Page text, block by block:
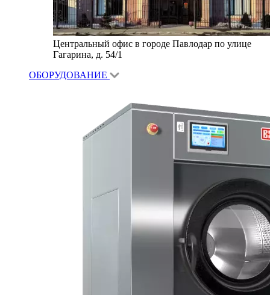
Центральный офис в городе Павлодар по улице
Гагарина, д. 54/1
ОБОРУДОВАНИЕ